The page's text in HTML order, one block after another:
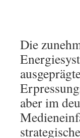
Die
aber im